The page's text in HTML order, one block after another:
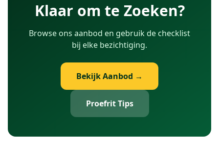
Klaar om te Zoeken?
Browse ons aanbod en gebruik de checklist
bij elke bezichtiging.
Bekijk Aanbod →
Proefrit Tips